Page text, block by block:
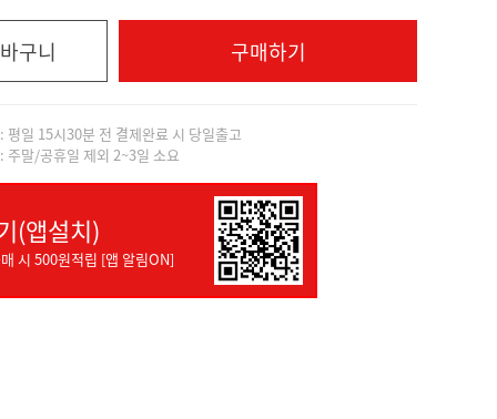
구니 구매하기
평일 15시30분 전 결제완료 시 당일출고
주말/공휴일 제외 2~3일 소요
(앱설치)
시 500원적립 [앱 알림ON]